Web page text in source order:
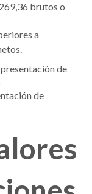
brutos o
a
de